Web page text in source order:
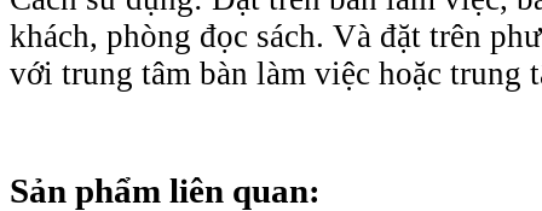
khách, phòng đọc sách. Và đặt trên
với trung tâm bàn làm việc hoặc trung
Sản phẩm liên quan: